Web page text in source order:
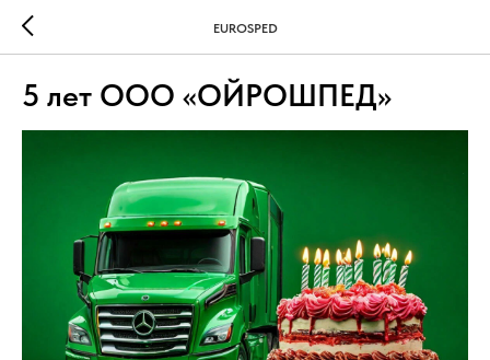
EUROSPED
5 лет ООО «ОЙРОШПЕД»